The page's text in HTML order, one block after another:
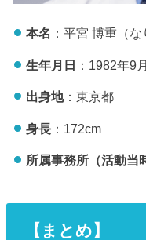
本名 ：平宮 博重（な
生年月日 ：1982年9
出身地：東京都
身長：172cm
所属事務所（活動当
【まとめ】